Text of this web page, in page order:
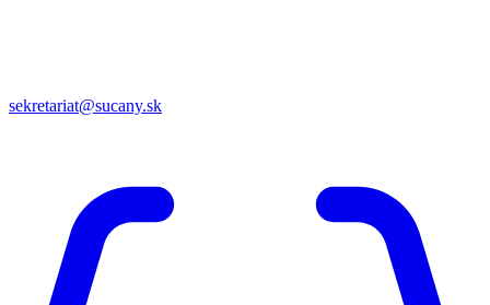
sekretariat@sucany.sk